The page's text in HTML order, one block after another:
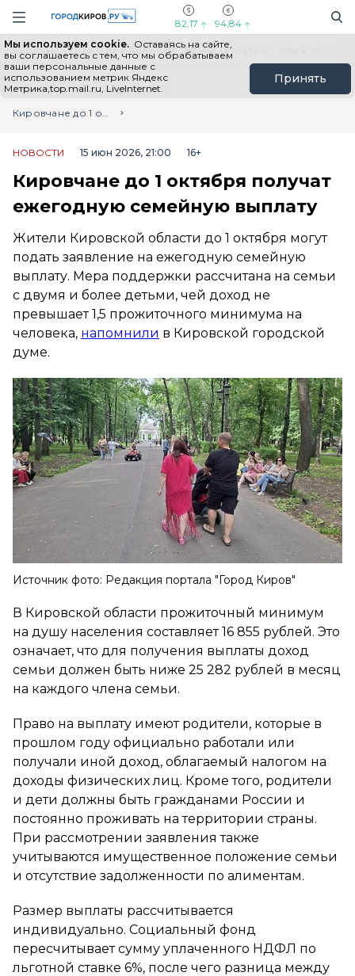
Навигация сайта
82,17 94,84
Мы используем cookie. Оставаясь на сайте,
вы соглашаетесь с тем, что мы обрабатываем
ваши персональные данные с
использованием метрик Яндекс
Метрика,top.mail.ru, LiveInternet.
Принять
Выборы - 2026 Все новости Мы в Telegram
Главная
Лента новостей
Кировчане до 1 октября получат ежегодную семейную выплату
НОВОСТИ 15 июн 2026, 21:00 16+
Кировчане до 1 октября получат
ежегодную семейную выплату
Жители Кировской области до 1 октября могут
подать заявление на ежегодную семейную
выплату. Мера поддержки рассчитана на семьи
с двумя и более детьми, чей доход не
превышает 1,5 прожиточного минимума на
человека, напомнили в Кировской городской
думе.
Источник фото: Редакция портала "Город Киров"
В Кировской области прожиточный минимум
на душу населения составляет 16 855 рублей. Это
означает, что для получения выплаты доход
семьи должен быть ниже 25 282 рублей в месяц
на каждого члена семьи.
Право на выплату имеют родители, которые в
прошлом году официально работали или
получали иной доход, облагаемый налогом на
доходы физических лиц. Кроме того, родители
и дети должны быть гражданами России и
постоянно проживать на территории страны.
При рассмотрении заявления также
учитываются имущественное положение семьи
и отсутствие задолженности по алиментам.
Размер выплаты рассчитывается
индивидуально. Социальный фонд
пересчитывает сумму уплаченного НДФЛ по
льготной ставке 6%, после чего разница между